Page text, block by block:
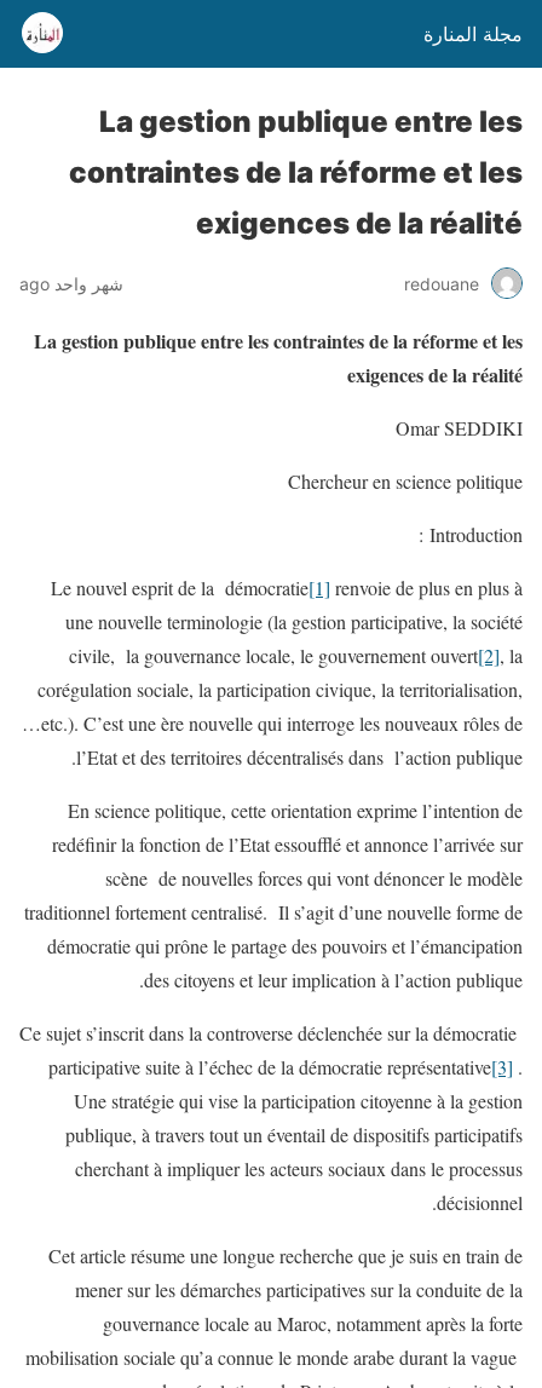
مجلة المنارة
La gestion publique entre les
contraintes de la réforme et les
exigences de la réalité
redouane شهر واحد ago
La gestion publique entre les contraintes de la réforme et les
exigences de la réalité
Omar SEDDIKI
Chercheur en science politique
Introduction :
Le nouvel esprit de la démocratie[1] renvoie de plus en plus à
une nouvelle terminologie (la gestion participative, la société
civile, la gouvernance locale, le gouvernement ouvert[2], la
corégulation sociale, la participation civique, la territorialisation,
…etc.). C’est une ère nouvelle qui interroge les nouveaux rôles de
l’Etat et des territoires décentralisés dans l’action publique.
En science politique, cette orientation exprime l’intention de
redéfinir la fonction de l’Etat essoufflé et annonce l’arrivée sur
scène de nouvelles forces qui vont dénoncer le modèle
traditionnel fortement centralisé. Il s’agit d’une nouvelle forme de
démocratie qui prône le partage des pouvoirs et l’émancipation
des citoyens et leur implication à l’action publique.
Ce sujet s’inscrit dans la controverse déclenchée sur la démocratie
participative suite à l’échec de la démocratie représentative[3] .
Une stratégie qui vise la participation citoyenne à la gestion
publique, à travers tout un éventail de dispositifs participatifs
cherchant à impliquer les acteurs sociaux dans le processus
décisionnel.
Cet article résume une longue recherche que je suis en train de
mener sur les démarches participatives sur la conduite de la
gouvernance locale au Maroc, notamment après la forte
mobilisation sociale qu’a connue le monde arabe durant la vague